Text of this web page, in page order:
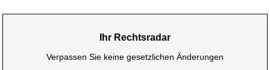
Ihr Rechtsradar
Verpassen Sie keine gesetzlichen Änderungen